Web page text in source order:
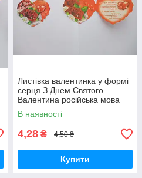
Листівка валентинка у формі
серця З Днем Святого
Валентина російська мова
Україна
В наявності
4,28 ₴ 4,50 ₴
Купити